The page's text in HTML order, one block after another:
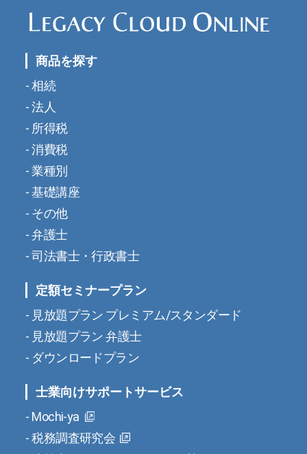
商品を探す
相続
法人
所得税
消費税
業種別
基礎講座
その他
弁護士
司法書士・行政書士
定額セミナープラン
見放題プラン プレミアム/スタンダード
見放題プラン 弁護士
ダウンロードプラン
士業向けサポートサービス
Mochi-ya
税務調査研究会